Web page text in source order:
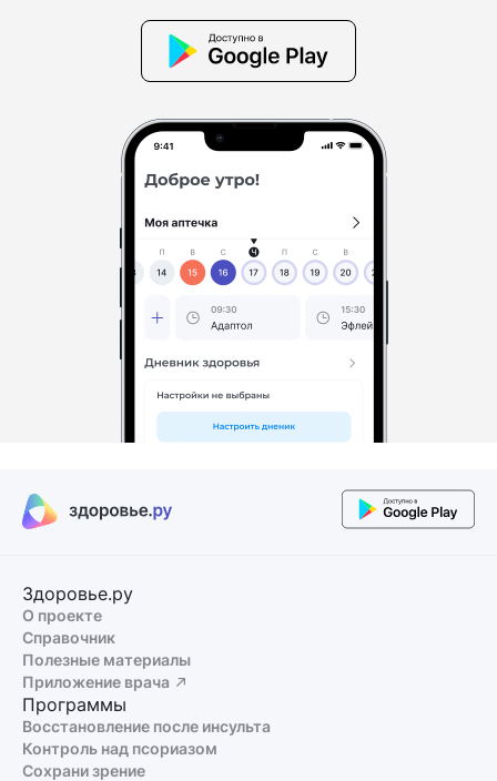
Здоровье.ру
О проекте
Справочник
Полезные материалы
Приложение врача
Программы
Восстановление после инсульта
Контроль над псориазом
Сохрани зрение